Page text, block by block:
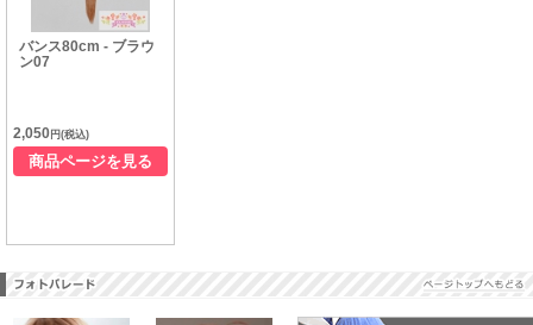
バンス80cm - ブラウ
ン07
2,050 円(税込)
商品ページを見る